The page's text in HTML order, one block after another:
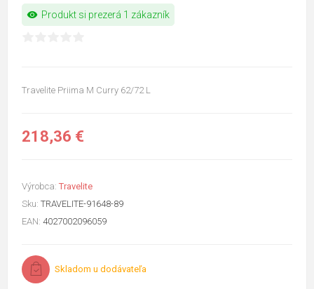
visibility Produkt si prezerá 1 zákazník
Travelite Priima M Curry 62/72 L
218,36 €
Výrobca: Travelite
Sku: TRAVELITE-91648-89
EAN: 4027002096059
Skladom u dodávateľa